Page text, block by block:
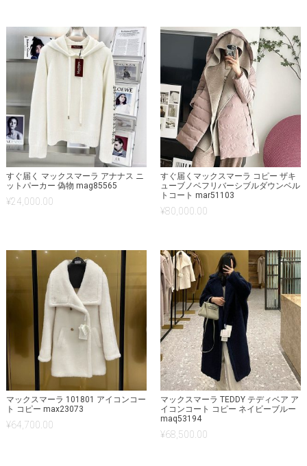
すぐ届く マックスマーラ アナナス ニ
ットパーカー 偽物 mag85565
¥24,000.00
すぐ届くマックスマーラ コピー ザキ
ューブノベフリバーシブルダウンベル
トコート mar51103
¥80,000.00
マックスマーラ 101801 アイコンコー
ト コピー max23073
¥64,700.00
マックスマーラ TEDDY テディベア ア
イコンコート コピー ネイビーブルー
maq53194
¥68,500.00